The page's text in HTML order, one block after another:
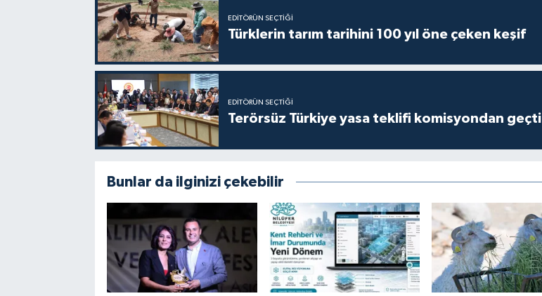
EDITÖRÜN SEÇTIĞI
Türklerin tarım tarihini 100 yıl öne çeken keşif
EDITÖRÜN SEÇTIĞI
Terörsüz Türkiye yasa teklifi komisyondan geçti
Bunlar da ilginizi çekebilir